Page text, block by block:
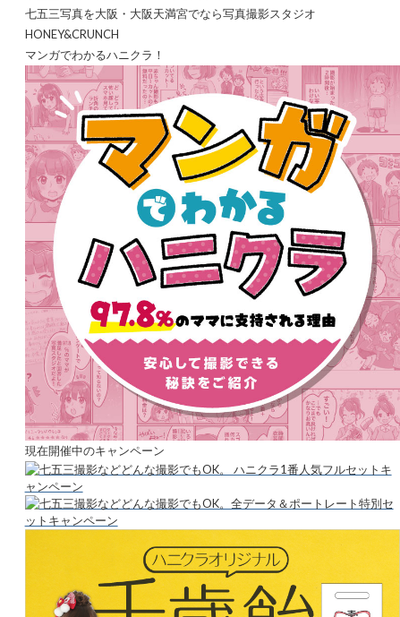
七五三写真を大阪・大阪天満宮でなら写真撮影スタジオ
HONEY&CRUNCH
マンガでわかるハニクラ！
現在開催中のキャンペーン